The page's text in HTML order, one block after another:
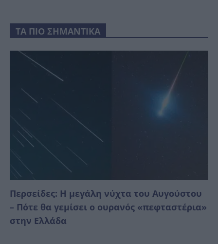
ΤΑ ΠΙΟ ΣΗΜΑΝΤΙΚΑ
Περσείδες: Η μεγάλη νύχτα του Αυγούστου
– Πότε θα γεμίσει ο ουρανός «πεφταστέρια»
στην Ελλάδα